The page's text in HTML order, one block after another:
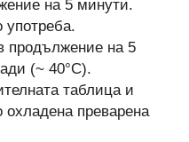
на 5 минути.
употреба.
продължение на 5
(~ 40°C).
таблица и
охладена преварена